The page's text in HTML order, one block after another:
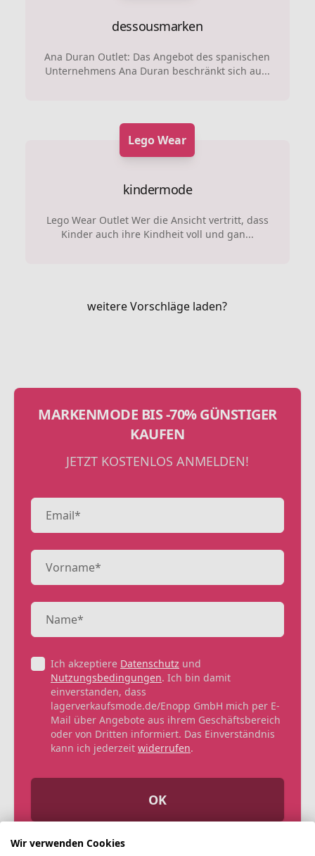
dessousmarken
Ana Duran Outlet: Das Angebot des spanischen
Unternehmens Ana Duran beschränkt sich au...
Lego Wear
kindermode
Lego Wear Outlet Wer die Ansicht vertritt, dass
Kinder auch ihre Kindheit voll und gan...
weitere Vorschläge laden?
MARKENMODE BIS -70% GÜNSTIGER
KAUFEN
JETZT KOSTENLOS ANMELDEN!
Ich akzeptiere Datenschutz und
Nutzungsbedingungen. Ich bin damit
einverstanden, dass
lagerverkaufsmode.de/Enopp GmbH mich per E-
Mail über Angebote aus ihrem Geschäftsbereich
oder von Dritten informiert. Das Einverständnis
kann ich jederzeit widerrufen.
OK
Wir verwenden Cookies